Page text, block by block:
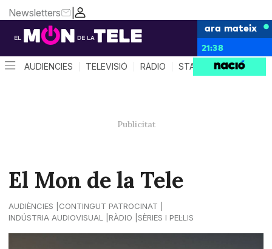
|
Newsletters
ara mateix
21:38
AUDIÈNCIES TELEVISIÓ RÀDIO STAR SYSTEM
El Mon de la Tele
AUDIÈNCIES
CONTINGUT PATROCINAT
INDÚSTRIA AUDIOVISUAL
RÀDIO SÈRIES I PEL·LIS